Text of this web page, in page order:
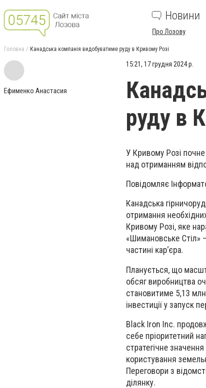
Новини
Про Лозову
Головна Канадська компанія видобуватиме руду в Кривому Розі
Ефименко Анастасия
15:21, 17 грудня 2024 р.
руду в
У Кривому Розі
над отриманням
Повідомляє
Канадська
отримання
Кривому Розі, яке
«Шимановське Стіл»
частині кар’єра.
Планується, що
обсяг виробництва
становитиме 5,13 млн
інвестиції у запуск
Black Iron Inc.
себе пріоритетний
стратегічне
користування
Переговори з
ділянку.